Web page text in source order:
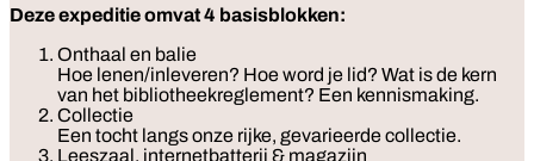
Deze expeditie omvat 4 basisblokken:
Onthaal en balie
Hoe lenen/inleveren? Hoe word je lid? Wat is de kern
van het bibliotheekreglement? Een kennismaking.
Collectie
Een tocht langs onze rijke, gevarieerde collectie.
Leeszaal, internetbatterij & magazijn